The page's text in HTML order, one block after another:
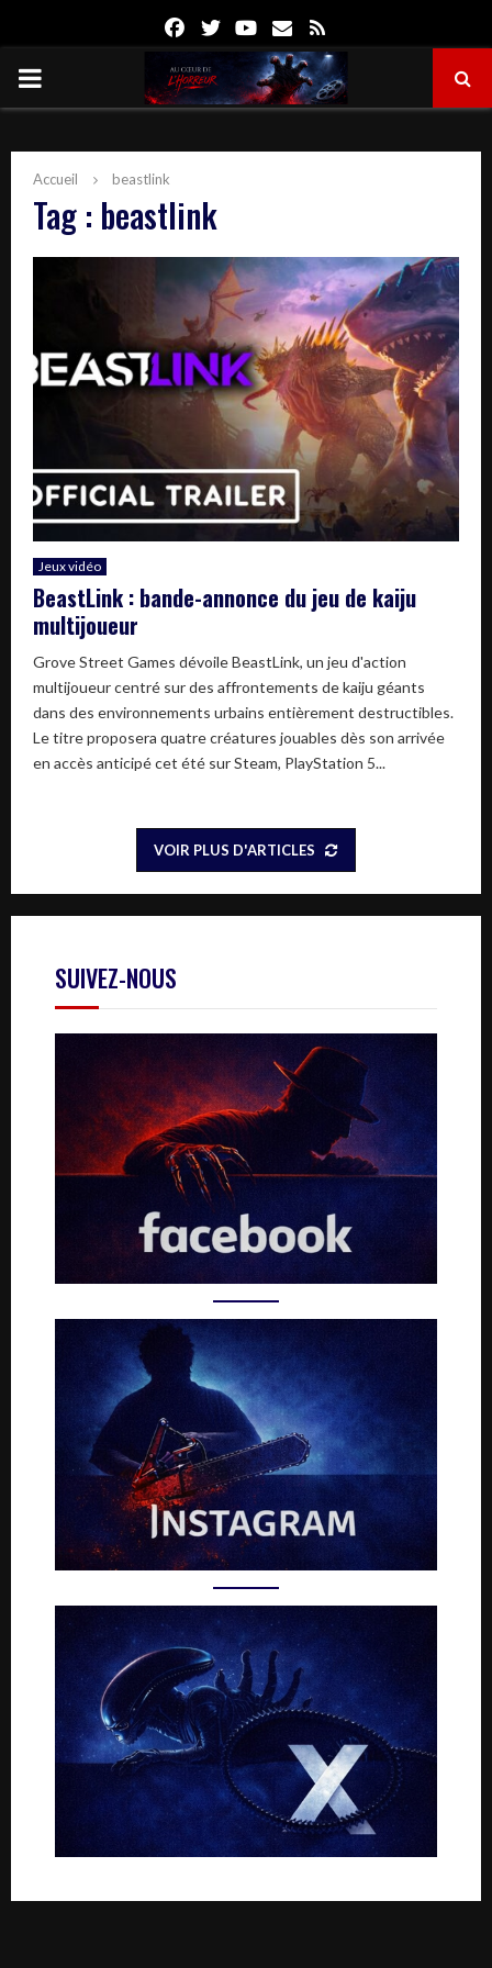
FacebookTwitterYoutube
Email
PRIMARY
Accueil beastlink
Tag : beastlink
Jeux vidéo
BeastLink : bande-annonce du jeu de kaiju
multijoueur
Grove Street Games dévoile BeastLink, un jeu d'action
multijoueur centré sur des affrontements de kaiju géants
dans des environnements urbains entièrement destructibles.
Le titre proposera quatre créatures jouables dès son arrivée
en accès anticipé cet été sur Steam, PlayStation 5...
VOIR PLUS D'ARTICLES
SUIVEZ-NOUS